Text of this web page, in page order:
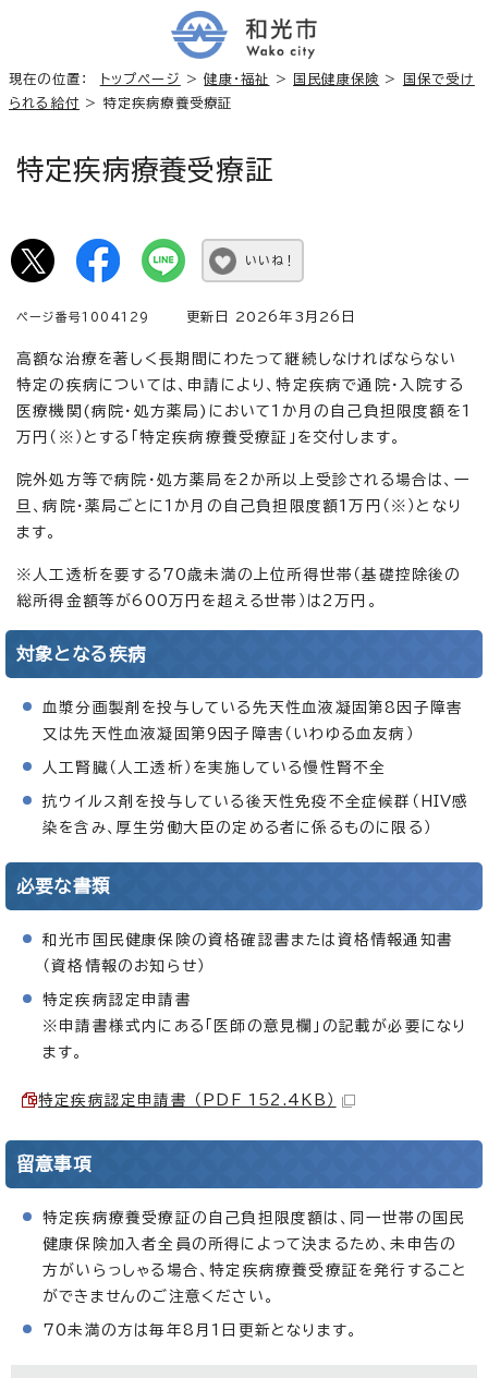
現在の位置： トップページ >健康・福祉 > 国民健康保険 >
国保で受け
られる給付 > 特定疾病療養受療証
特定疾病療養受療証
いいね！
ページ番号1004129 更新日 2026年3月26日
高額な治療を著しく長期間にわたって継続しなければならない
特定の疾病については、申請により、特定疾病で通院・入院する
医療機関(病院・処方薬局)において1か月の自己負担限度額を1
万円（※）とする「特定疾病療養受療証」を交付します。
院外処方等で病院・処方薬局を2か所以上受診される場合は、一
旦、病院・薬局ごとに1か月の自己負担限度額1万円（※）となり
ます。
※人工透析を要する70歳未満の上位所得世帯（基礎控除後の
総所得金額等が600万円を超える世帯）は2万円。
対象となる疾病
血漿分画製剤を投与している先天性血液凝固第8因子障害
又は先天性血液凝固第9因子障害（いわゆる血友病）
人工腎臓（人工透析）を実施している慢性腎不全
抗ウイルス剤を投与している後天性免疫不全症候群（HIV感
染を含み、厚生労働大臣の定める者に係るものに限る）
必要な書類
和光市国民健康保険の資格確認書または資格情報通知書
（資格情報のお知らせ）
特定疾病認定申請書
※申請書様式内にある「医師の意見欄」の記載が必要になり
ます。
特定疾病認定申請書 （PDF 152.4KB）
留意事項
特定疾病療養受療証の自己負担限度額は、同一世帯の国民
健康保険加入者全員の所得によって決まるため、未申告の
方がいらっしゃる場合、特定疾病療養受療証を発行すること
ができませんのご注意ください。
70未満の方は毎年8月1日更新となります。